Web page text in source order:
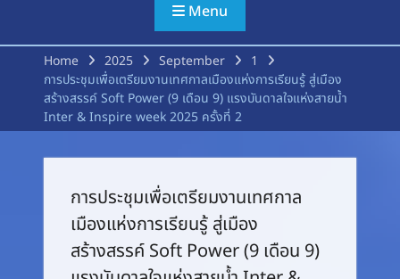
Menu
Home 2025 September
1
การประชุมเพื่อเตรียมงานเทศกาลเมืองแห่งการเรียนรู้ สู่เมือง
สร้างสรรค์ Soft Power (9 เดือน 9) แรงบันดาลใจแห่งสายน้ำ
Inter & Inspire week 2025 ครั้งที่ 2
การประชุมเพื่อเตรียมงานเทศกาล
เมืองแห่งการเรียนรู้ สู่เมือง
สร้างสรรค์ Soft Power (9 เดือน 9)